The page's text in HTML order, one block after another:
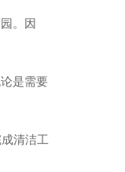
。因
是需要
清洁工